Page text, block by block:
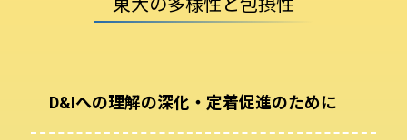
東大の多様性と包摂性
D&Iへの理解の深化・定着促進のために